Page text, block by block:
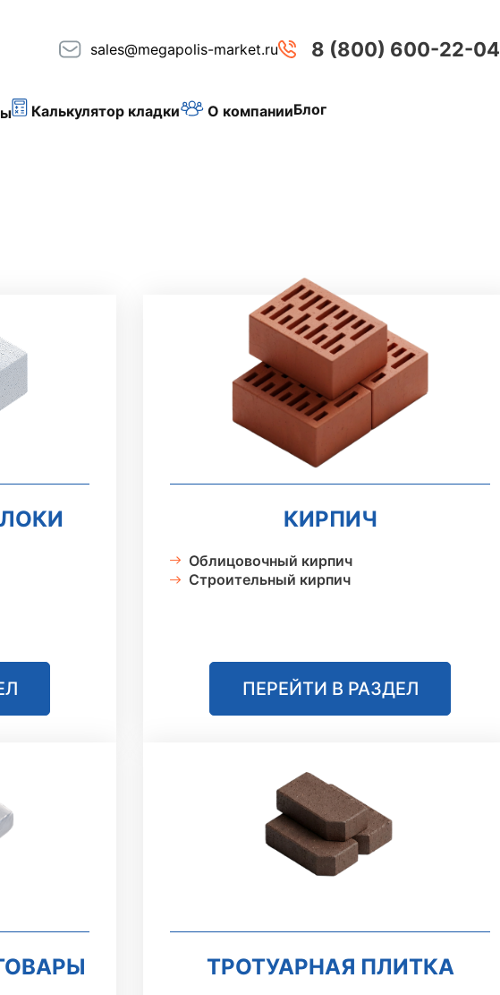
sales@megapolis-market.ru 8 (800) 600-22-04
Калькулятор кладки О компанииБлог
КИРПИЧ
Облицовочный кирпич
Строительный кирпич
ПЕРЕЙТИ В РАЗДЕЛ
ТРОТУАРНАЯ ПЛИТКА